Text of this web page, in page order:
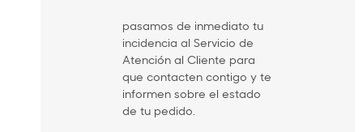
pasamos de inmediato tu
incidencia al Servicio de
Atención al Cliente para
que contacten contigo y te
informen sobre el estado
de tu pedido.